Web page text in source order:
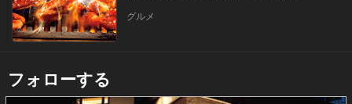
グルメ
フォローする